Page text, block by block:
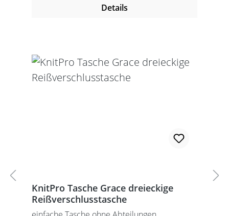
Details
KnitPro Tasche Grace dreieckige
Reißverschlusstasche